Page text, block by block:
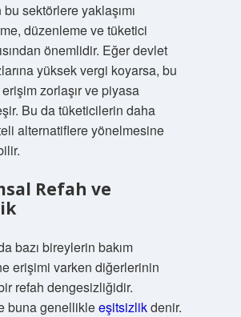
sektörlere yaklaşımı
düzenleme ve tüketici
önemlidir. Eğer devlet
yüksek vergi koyarsa, bu
zorlaşır ve piyasa
Bu da tüketicilerin daha
alternatiflere yönelmesine
Refah ve
bazı bireylerin bakım
erişimi varken diğerlerinin
refah dengesizliğidir.
buna genellikleeşitsizlikdenir.